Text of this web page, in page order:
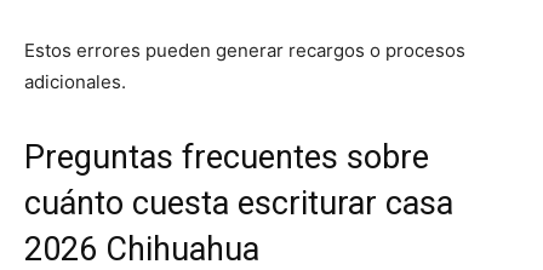
Estos errores pueden generar recargos o procesos
adicionales.
Preguntas frecuentes sobre
cuánto cuesta escriturar casa
2026 Chihuahua